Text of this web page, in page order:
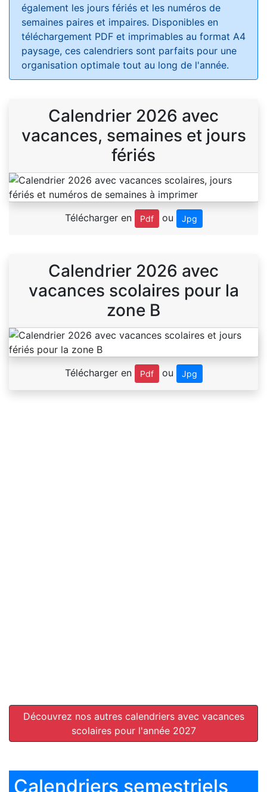
également les jours fériés et les numéros de
semaines paires et impaires. Disponibles en
téléchargement PDF et imprimables au format A4
paysage, ces calendriers sont parfaits pour une
organisation optimale tout au long de l'année.
Calendrier 2026 avec
vacances, semaines et jours
fériés
Télécharger en Pdf ou Jpg
Calendrier 2026 avec
vacances scolaires pour la
zone B
Télécharger en Pdf ou Jpg
Découvrez nos autres calendriers avec vacances
scolaires pour l'année 2027
Calendriers semestriels